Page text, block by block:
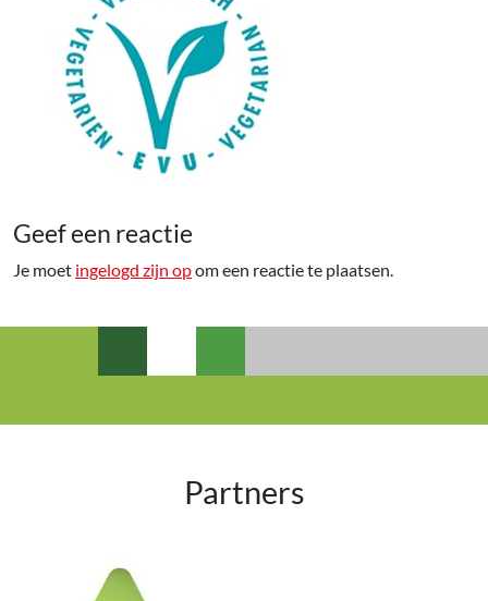
Geef een reactie
Je moet ingelogd zijn opom een reactie te plaatsen.
Partners